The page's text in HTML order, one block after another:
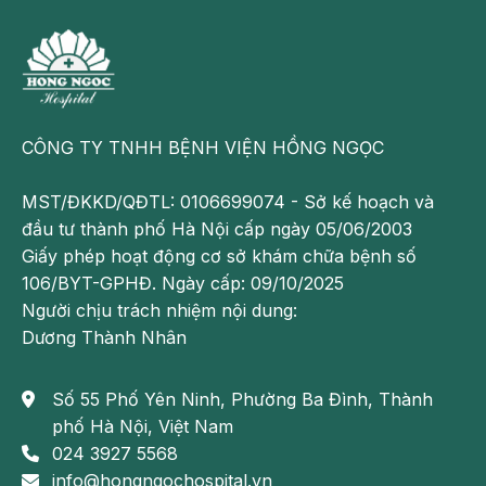
Phương pháp chẩn đoán nhịp chậm
xoang
Nhịp chậm xoang có thể được chẩn đoán bằng các
phương pháp dưới đây:
Phương pháp này đo được tín hiệu đi qua tim dưới
dạng sóng. Từ đó, theo dõi được hoạt động, tốc độ
và nhịp điệu của tim.
CÔNG TY TNHH BỆNH VIỆN HỒNG NGỌC
MST/ĐKKD/QĐTL: 0106699074 - Sở kế hoạch và
đầu tư thành phố Hà Nội cấp ngày 05/06/2003
Giấy phép hoạt động cơ sở khám chữa bệnh số
106/BYT-GPHĐ. Ngày cấp: 09/10/2025
Người chịu trách nhiệm nội dung:
Dương Thành Nhân
Số 55 Phố Yên Ninh, Phường Ba Đình, Thành
phố Hà Nội, Việt Nam
024 3927 5568
info@hongngochospital.vn